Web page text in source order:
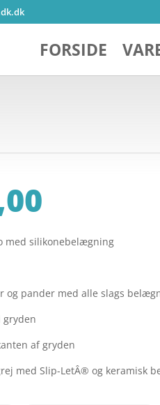
FORSIDE
med silikonebelægning
og pander med alle slags
gryden
af gryden
med Slip-LetÂ® og keramisk